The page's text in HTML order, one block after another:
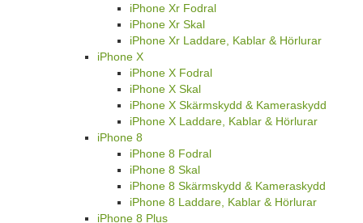
iPhone Xr Fodral
iPhone Xr Skal
iPhone Xr Laddare, Kablar & Hörlurar
iPhone X
iPhone X Fodral
iPhone X Skal
iPhone X Skärmskydd & Kameraskydd
iPhone X Laddare, Kablar & Hörlurar
iPhone 8
iPhone 8 Fodral
iPhone 8 Skal
iPhone 8 Skärmskydd & Kameraskydd
iPhone 8 Laddare, Kablar & Hörlurar
iPhone 8 Plus